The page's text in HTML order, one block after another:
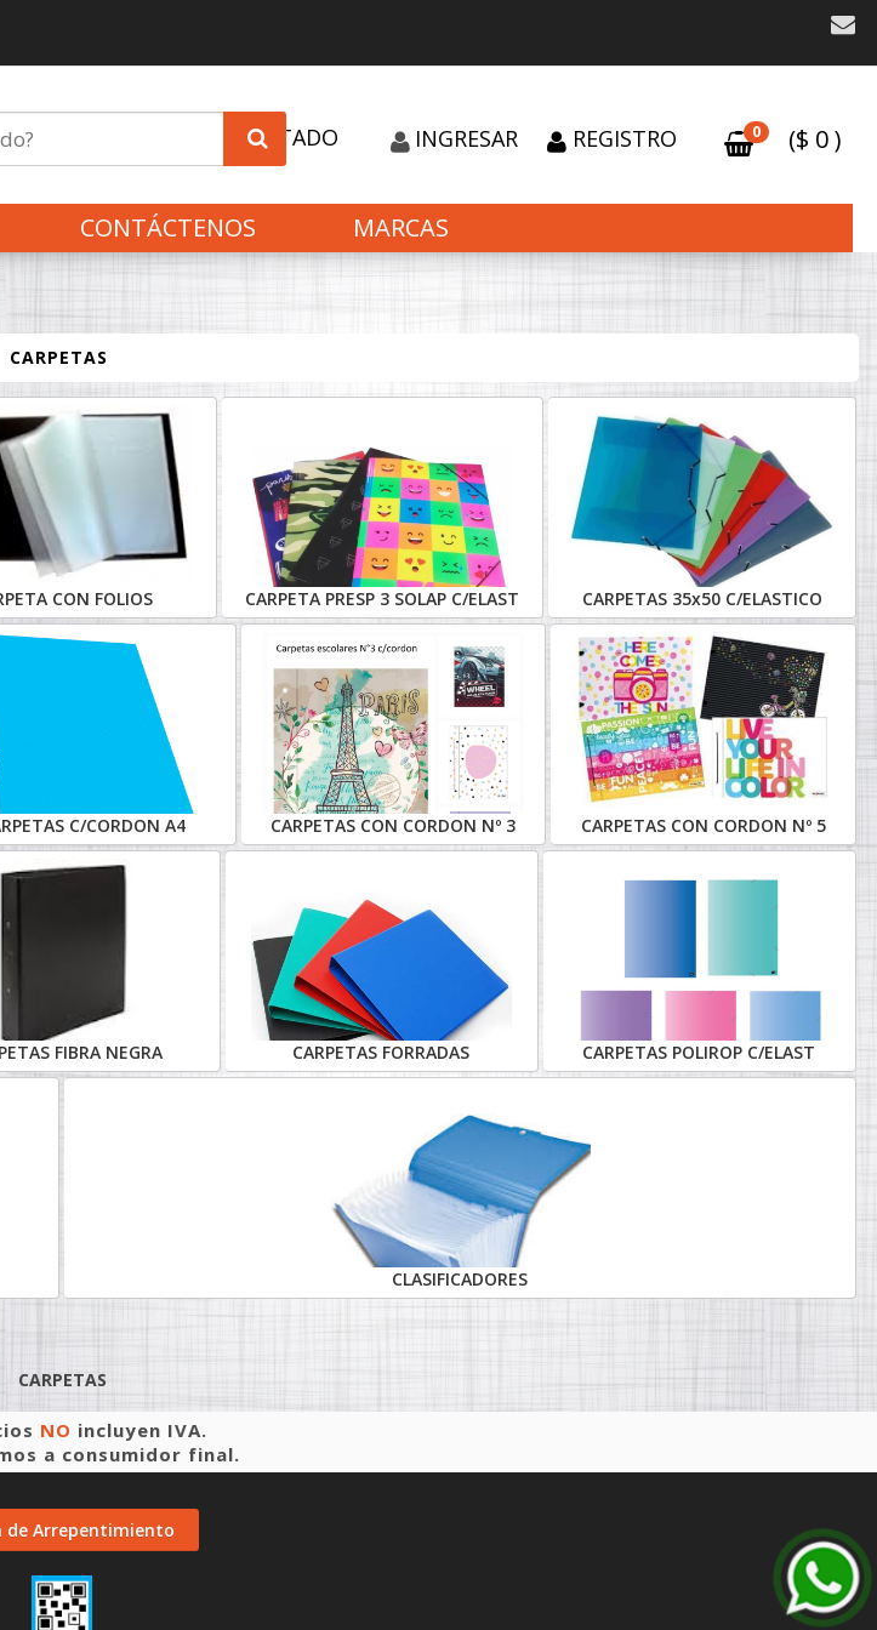
INVITADO INGRESAR REGISTRO 0 ($ 0)
CONTÁCTENOS MARCAS
CARPETAS
CON FOLIOS CARPETA PRESP 3 SOLAP C/ELAST CARPETAS 35x50 C/ELASTICO
C/CORDON A4 CARPETAS CON CORDON Nº 3 CARPETAS CON CORDON Nº 5
FIBRA NEGRA CARPETAS FORRADAS CARPETAS POLIROP C/ELAST
CLASIFICADORES
CARPETAS
NO incluyen IVA.
a consumidor final.
de Arrepentimiento